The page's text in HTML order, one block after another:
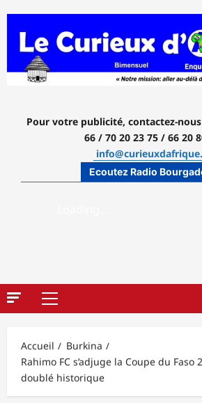
contenu
Pour votre publicité, contactez-nous
66 / 70 20 23 75 / 66 20
Ecoutez Radio
Menu
Accueil
Burkina
Rahimo FC s’adjuge la Coupe du Faso
doublé historique